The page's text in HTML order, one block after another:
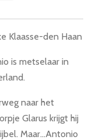
Klaasse-den Haan
is metselaar in
naar het
Glarus krijgt hij
Maar...Antonio